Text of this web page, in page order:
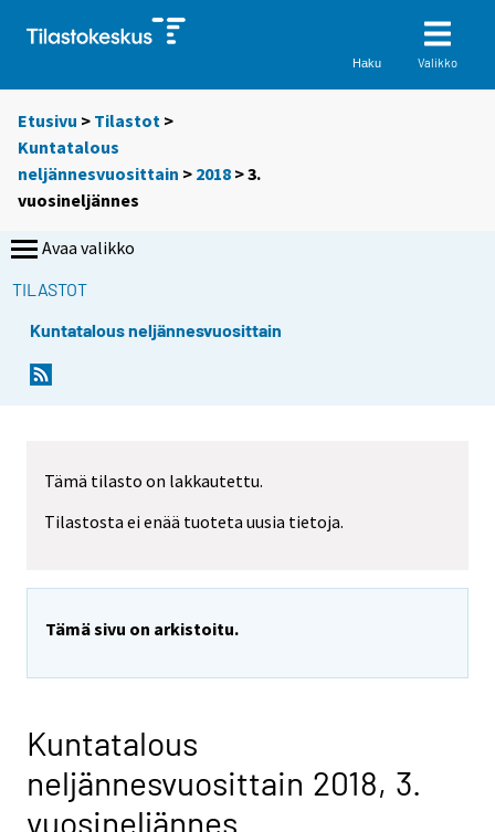
Haku Valikko
Etusivu > Tilastot >
Kuntatalous
neljännesvuosittain > 2018 >3.
vuosineljännes
Avaa valikko
TILASTOT
Kuntatalous neljännesvuosittain
Tämä tilasto on lakkautettu.
Tilastosta ei enää tuoteta uusia tietoja.
Tämä sivu on arkistoitu.
Kuntatalous
neljännesvuosittain 2018, 3.
vuosineljännes